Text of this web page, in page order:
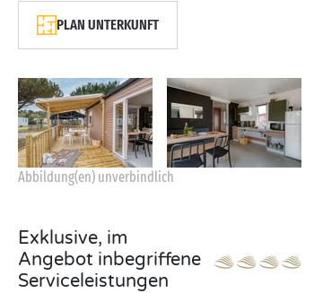
PLAN UNTERKUNFT
Abbildung(en) unverbindlich
Exklusive, im
Angebot inbegriffene
Serviceleistungen